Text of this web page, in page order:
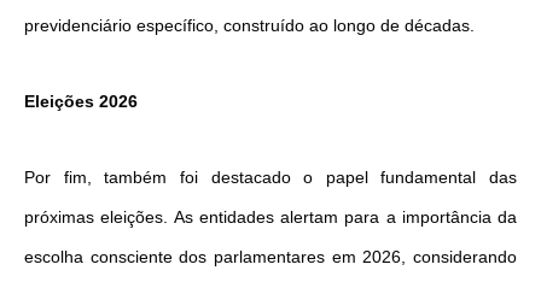
previdenciário específico, construído ao longo de décadas.
Eleições 2026
Por fim, também foi destacado o papel fundamental das
próximas eleições. As entidades alertam para a importância da
escolha consciente dos parlamentares em 2026, considerando